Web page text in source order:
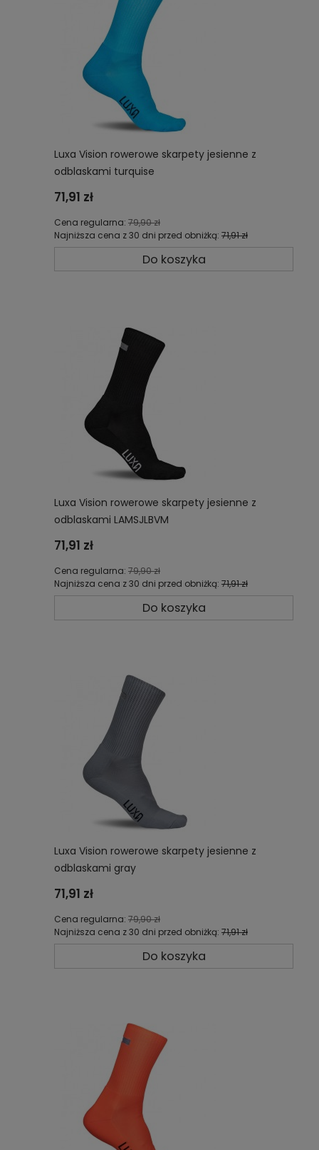
Luxa Vision rowerowe skarpety jesienne z
odblaskami turquise
71,91 zł
Cena regularna: 79,90 zł
Najniższa cena z 30 dni przed obniżką: 71,91 zł
Do koszyka
Luxa Vision rowerowe skarpety jesienne z
odblaskami LAMSJLBVM
71,91 zł
Cena regularna: 79,90 zł
Najniższa cena z 30 dni przed obniżką: 71,91 zł
Do koszyka
Luxa Vision rowerowe skarpety jesienne z
odblaskami gray
71,91 zł
Cena regularna: 79,90 zł
Najniższa cena z 30 dni przed obniżką: 71,91 zł
Do koszyka